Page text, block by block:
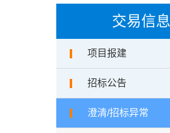
交易信息
项目报建
招标公告
澄清/招标异常